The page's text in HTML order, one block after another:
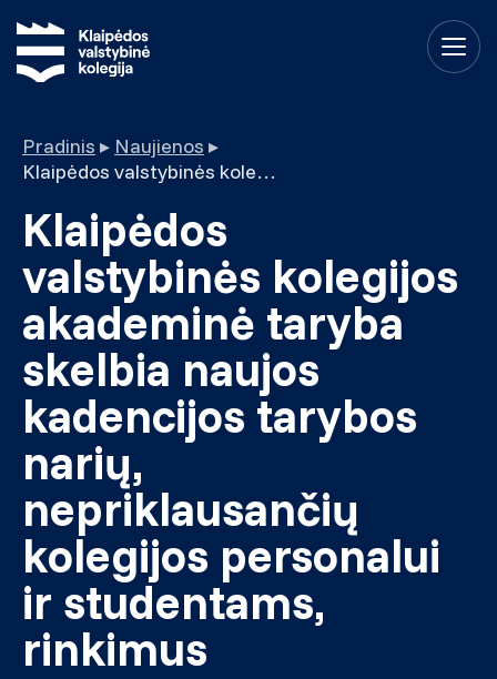
Pradinis ▸ Naujienos ▸
Klaipėdos valstybinės kolegijos akademinė taryba skelbia naujos kadencijos tarybos narių, nepriklausančių kolegijos personalui ir studentams, rinkimus
Klaipėdos
valstybinės kolegijos
akademinė taryba
skelbia naujos
kadencijos tarybos
narių,
nepriklausančių
kolegijos personalui
ir studentams,
rinkimus